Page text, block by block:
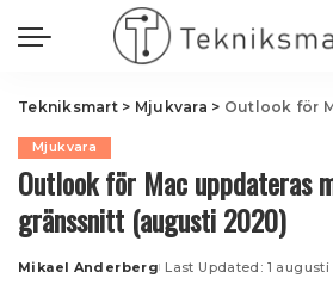
Tekniksmart> Mjukvara > Outlook för Mac
Mjukvara
Outlook för Mac uppdateras
gränssnitt (augusti 2020)
Posted
Mikael Anderberg Last Updated: 1